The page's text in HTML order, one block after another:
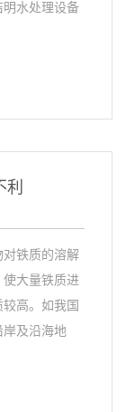
水处理设备
铁质的溶解
大量铁质进
高。如我国
岸及沿海地